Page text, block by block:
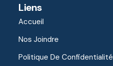
Liens
Accueil
Nos Joindre
Politique De Confidentialité